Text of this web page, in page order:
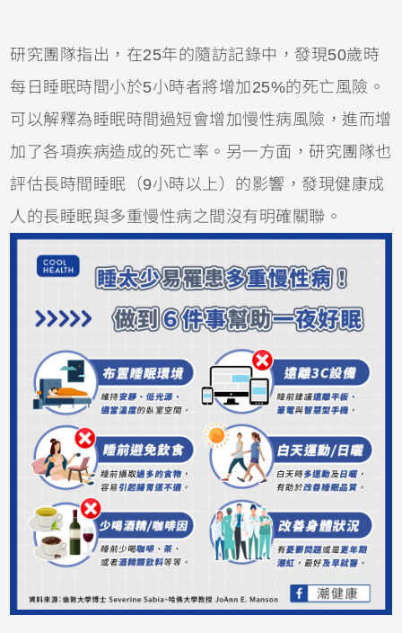
研究團隊指出，在25年的隨訪記錄中，發現50歲時
每日睡眠時間小於5小時者將增加25%的死亡風險。
可以解釋為睡眠時間過短會增加慢性病風險，進而增
加了各項疾病造成的死亡率。另一方面，研究團隊也
評估長時間睡眠（9小時以上）的影響，發現健康成
人的長睡眠與多重慢性病之間沒有明確關聯。